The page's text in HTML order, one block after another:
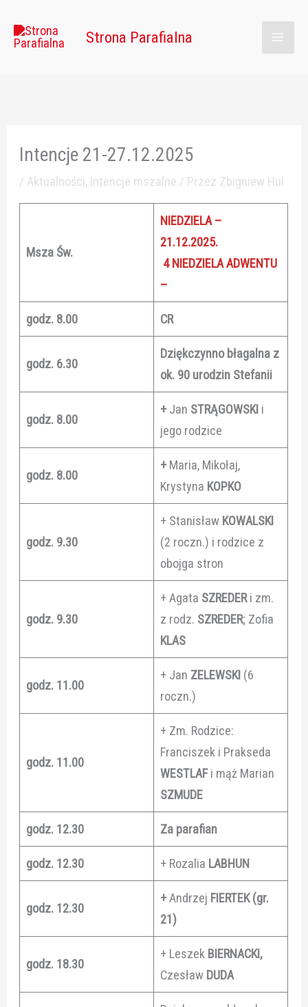
Strona Parafialna
Main
Intencje 21-27.12.2025
/ Aktualności, Intencje mszalne / Przez Zbigniew Hul
Msza Św.
NIEDZIELA –
21.12.2025.
4 NIEDZIELA ADWENTU
–
godz. 8.00 CR
godz. 6.30
Dziękczynno błagalna z
ok. 90 urodzin Stefanii
godz. 8.00
+Jan STRĄGOWSKI i
jego rodzice
godz. 8.00
+Maria, Mikołaj,
Krystyna KOPKO
godz. 9.30
+ Stanisław KOWALSKI
(2 roczn.) i rodzice z
obojga stron
godz. 9.30
+ Agata SZREDERi zm.
z rodz. SZREDER; Zofia
KLAS
godz. 11.00
+ Jan ZELEWSKI (6
roczn.)
godz. 11.00
+ Zm. Rodzice:
Franciszek i Prakseda
WESTLAFi mąż Marian
SZMUDE
godz. 12.30 Za parafian
godz. 12.30 + Rozalia LABHUN
godz. 12.30
+Andrzej FIERTEK (gr.
21)
godz. 18.30
+ Leszek BIERNACKI,
Czesław DUDA